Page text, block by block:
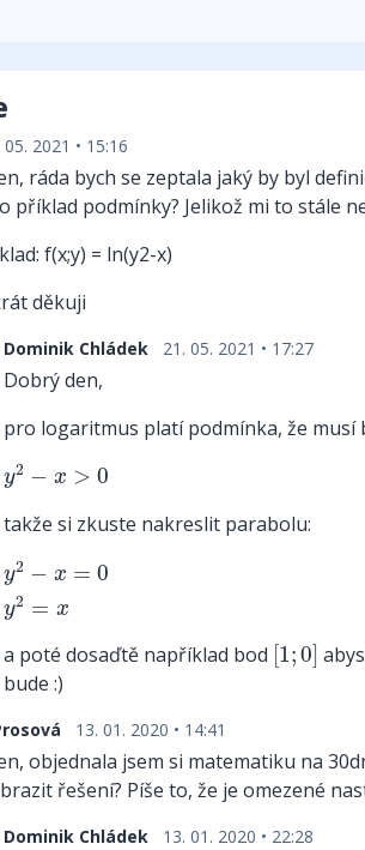
05. 2021 • 15:16
ráda bych se zeptala jaký by byl
příklad podmínky? Jelikož mi to stále
f(x;y) = ln(y2-x)
děkuji
Dominik Chládek 21. 05. 2021 • 17:27
Dobrý den,
pro logaritmus platí podmínka, že musí
y2 − x > 0
y2 > 0
takže si zkuste nakreslit parabolu:
y2 − x = 0
y2 = x
2 2=
a poté dosaďtě například bod 1;0
[1;0]
bude :)
13. 01. 2020 • 14:41
objednala jsem si matematiku na
řešení? Píše to, že je omezené
Dominik Chládek 13. 01. 2020 • 22:28